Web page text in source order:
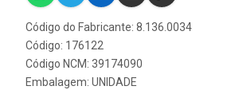
Código do Fabricante: 8.136.0034
Código: 176122
Código NCM: 39174090
Embalagem: UNIDADE